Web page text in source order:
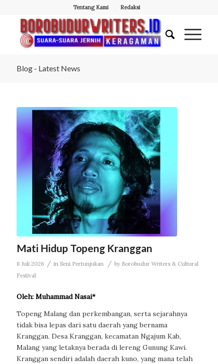
Tentang Kami Redaksi
Blog - Latest News
Mati Hidup Topeng Kranggan
8 Juli 2026 / in Seni Pertunjukan / by Borobudur Writers & Cultural
Festival
Oleh: Muhammad Nasai*
Topeng Malang dan perkembangan, serta sejarahnya
tidak bisa lepas dari satu daerah yang bernama
Kranggan. Desa Kranggan, kecamatan Ngajum Kab,
Malang yang letaknya berada di lereng Gunung Kawi.
Kranggan sendiri adalah daerah kuno, yang mana telah